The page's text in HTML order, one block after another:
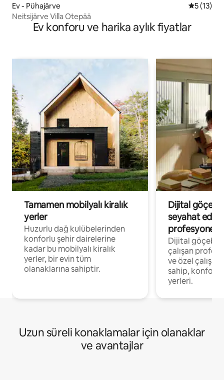
Ev - Pühajärve 55 (13)
Neitsijärve Villa Otepää
Ev konforu ve harika aylık fiyatlar
Tamamen mobilyalı kiralık
yerler
Huzurlu dağ kulübelerinden
konforlu şehir dairelerine
kadar bu mobilyalı kiralık
yerler, bir evin tüm
olanaklarına sahiptir.
Dijital
seyahat eden
Dijital
çalışan
ve özel
sahip,
yerleri.
Uzun süreli konaklamalar için olanaklar
ve avantajlar